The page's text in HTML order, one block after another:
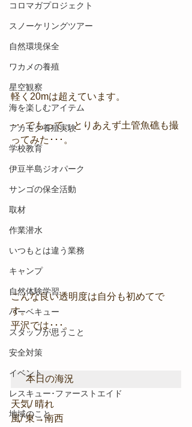
コロマガプロジェクト
スノーケリングツアー
自然環境保全
ワカメの養殖
星空観察
海を楽しむアイテム
アカモク養殖実験
学校教育
伊豆半島ジオパーク
サンゴの保全活動
取材
作業潜水
いつもとは違う業務
キャンプ
自然体験学習
バーベキュー
スタッフが思うこと
安全対策
イベント
レスキュー･ファーストエイド
地域のこと
軽く20mは超えています。
･･･でもって、とりあえず土管魚礁も撮
ってみた･･･。
こんな良い透明度は自分も初めてで
す。
平沢では･･･。
本日の海況
天気/ 晴れ
風/ 東→南西